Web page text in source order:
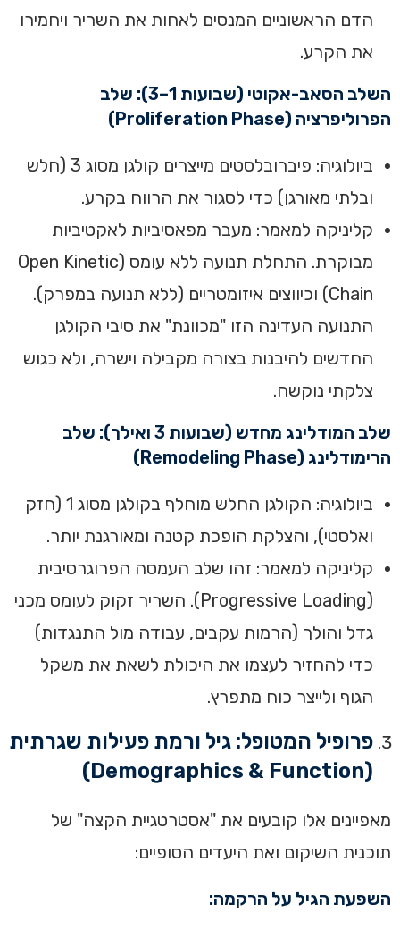
הדם הראשוניים המנסים לאחות את השריר ויחמירו
את הקרע.
השלב הסאב-אקוטי (שבועות 1–3): שלב
הפרוליפרציה (Proliferation Phase)
ביולוגיה: פיברובלסטים מייצרים קולגן מסוג 3 (חלש
ובלתי מאורגן) כדי לסגור את הרווח בקרע.
קליניקה למאמר: מעבר מפאסיביות לאקטיביות
מבוקרת. התחלת תנועה ללא עומס (Open Kinetic
Chain) וכיווצים איזומטריים (ללא תנועה במפרק).
התנועה העדינה הזו "מכוונת" את סיבי הקולגן
החדשים להיבנות בצורה מקבילה וישרה, ולא כגוש
צלקתי נוקשה.
שלב המודלינג מחדש (שבועות 3 ואילך): שלב
הרימודלינג (Remodeling Phase)
ביולוגיה: הקולגן החלש מוחלף בקולגן מסוג 1 (חזק
ואלסטי), והצלקת הופכת קטנה ומאורגנת יותר.
קליניקה למאמר: זהו שלב העמסה הפרוגרסיבית
(Progressive Loading). השריר זקוק לעומס מכני
גדל והולך (הרמות עקבים, עבודה מול התנגדות)
כדי להחזיר לעצמו את היכולת לשאת את משקל
הגוף ולייצר כוח מתפרץ.
פרופיל המטופל: גיל ורמת פעילות שגרתית
(Demographics & Function)
מאפיינים אלו קובעים את "אסטרטגיית הקצה" של
תוכנית השיקום ואת היעדים הסופיים:
השפעת הגיל על הרקמה: